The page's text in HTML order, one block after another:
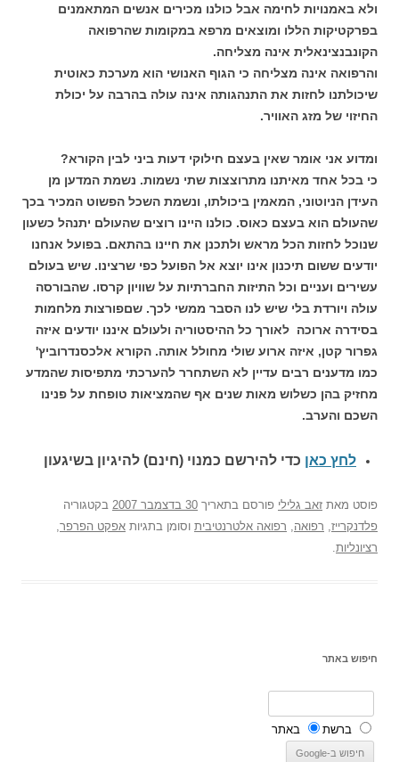
ולא באמנויות לחימה אבל כולנו מכירים אנשים המתאמנים
בפרקטיקות הללו ומוצאים מרפא במקומות שהרפואה
הקונבנצינאלית אינה מצליחה.
והרפואה אינה מצליחה כי הגוף האנושי הוא מערכת כאוטית
שיכולתנו לחזות את התנהגותה אינה עולה בהרבה על יכולת
החיזוי של מזג האוויר.
ומדוע אני אומר שאין בעצם חילוקי דעות ביני לבין הקורא?
כי בכל אחד מאיתנו מתרוצצות שתי נשמות. נשמת המדען מן
העידן הניוטוני, המאמין ביכולתו, ונשמת השכל הפשוט המכיר בכך
שהעולם הוא בעצם כאוס. כולנו היינו רוצים שהעולם יתנהל כשעון
שנוכל לחזות הכל מראש ולתכנן את חיינו בהתאם. בפועל אנחנו
יודעים ששום תיכנון אינו יוצא אל הפועל כפי שרצינו. שיש בעולם
עשירים ועניים וכל התיזות החברתיות על שוויון קרסו. שהבורסה
עולה ויורדת בלי שיש לנו הסבר ממשי לכך. שםפורצות מלחמות
בסידרה ארוכה לאורך כל ההיסטוריה ולעולם איננו יודעים איזה
גפרור קטן, איזה ארוע שולי מחולל אותה. הקורא אלכסנדרוביץ'
כמו מדענים רבים עדיין לא השתחרר להערכתי מתפיסות שהמדע
מחזיק בהן כשלוש מאות שנים אף שהמציאות טופחת על פנינו
השכם והערב.
לחץ כאן כדי להירשם כמנוי (חינם) להיגיון בשיגעון
פוסט מאת זאב גלילי פורסם בתאריך 30 בדצמבר 2007
בקטגוריה
פלדנקרייז רפואה רפואה אלטרנטיבית וסומן בתגיות אפקט הפרפר
רציונליות
חיפוש באתר
ברשת באתר